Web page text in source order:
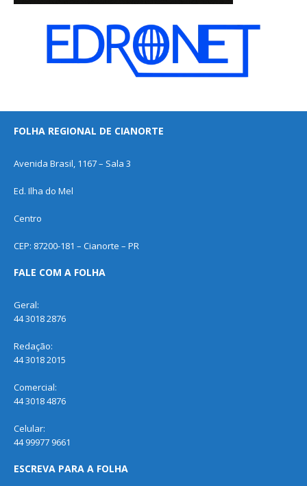
FOLHA REGIONAL DE CIANORTE
Avenida Brasil, 1167 – Sala 3
Ed. Ilha do Mel
Centro
CEP: 87200-181 – Cianorte – PR
FALE COM A FOLHA
Geral:
44 3018 2876
Redação:
44 3018 2015
Comercial:
44 3018 4876
Celular:
44 99977 9661
ESCREVA PARA A FOLHA